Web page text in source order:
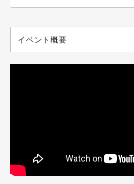
イベント概要